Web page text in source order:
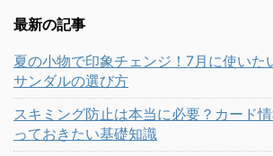
最新の記事
夏の小物で印象チェンジ！7月に使いた
サンダルの選び方
スキミング防止は本当に必要？カード
っておきたい基礎知識